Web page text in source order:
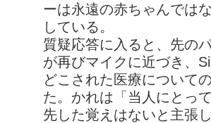
ーは永遠の赤ちゃんでは
している。
質疑応答に入ると、先の
が再びマイクに近づき、
どこされた医療について
た。かれは「当人にとっ
先した覚えはないと主張